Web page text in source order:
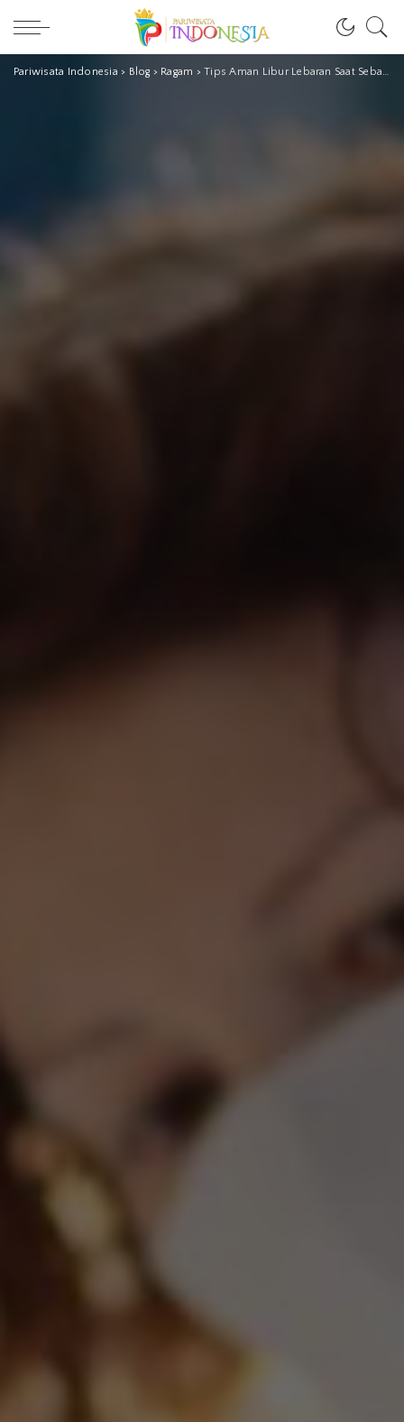
Pariwisata Indonesia > Blog > Ragam >Tips Aman Libur Lebaran Saat Sebagian Wisata Tetap Buka Harus Bijak Tentukan Pilihan, ya Bun